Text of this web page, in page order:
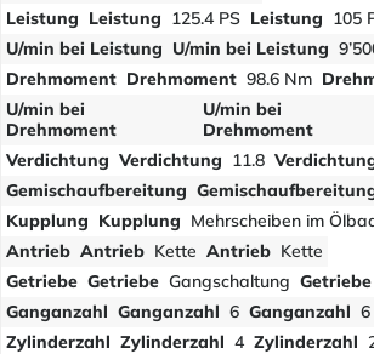
Leistung Leistung 125.4 PS Leistung
105
U/min bei Leistung U/min bei Leistung
Drehmoment Drehmoment 98.6 Nm
U/min bei
Drehmoment
U/min bei
Drehmoment
Verdichtung Verdichtung 11.8
Gemischaufbereitung
Kupplung Kupplung Mehrscheiben im
Antrieb Antrieb Kette Antrieb Kette
Getriebe Getriebe Gangschaltung Getriebe
Ganganzahl Ganganzahl 6 Ganganzahl 6
Zylinderzahl Zylinderzahl 4 Zylinderzahl